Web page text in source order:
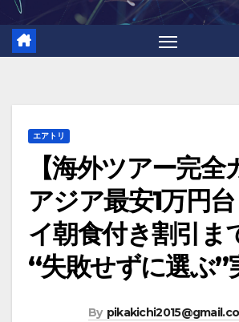
エアトリ
【海外ツアー完全
アジア最安1万円
イ朝食付き割引
“失敗せずに選ぶ”
By